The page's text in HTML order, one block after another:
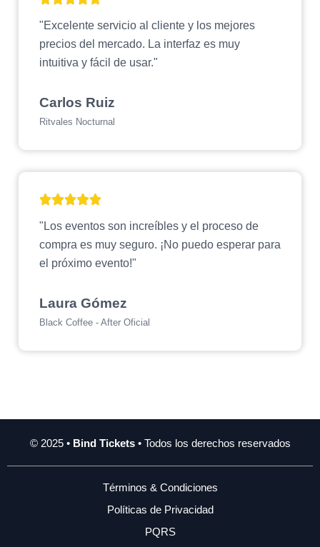
"Excelente servicio al cliente y los mejores
precios del mercado. La interfaz es muy
intuitiva y fácil de usar."
Carlos Ruiz
Ritvales Nocturnal
"Los eventos son increíbles y el proceso de
compra es muy seguro. ¡No puedo esperar para
el próximo evento!"
Laura Gómez
Black Coffee - After Oficial
© 2025 • Bind Tickets• Todos los derechos reservados
Términos & Condiciones
Políticas de Privacidad
PQRS